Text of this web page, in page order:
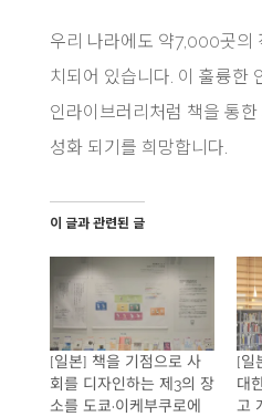
우리 나라에도 약7,000곳의
치되어 있습니다. 이 훌륭한
인라이브러리처럼 책을 통
성화 되기를 희망합니다.
이 글과 관련된 글
[일본] 책을 기점으로 사
회를 디자인하는 제3의 장
소를 도쿄·이케부쿠로에
[일
대
고